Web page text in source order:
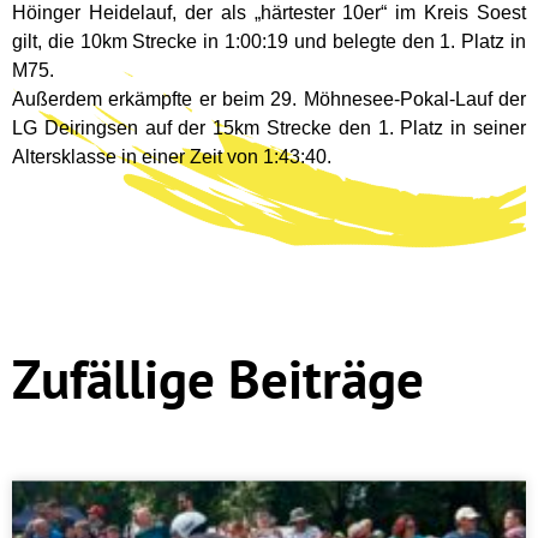
Höinger Heidelauf, der als „härtester 10er“ im Kreis Soest
gilt, die 10km Strecke in 1:00:19 und belegte den 1. Platz in
M75.
Außerdem erkämpfte er beim 29. Möhnesee-Pokal-Lauf der
LG Deiringsen auf der 15km Strecke den 1. Platz in seiner
Altersklasse in einer Zeit von 1:43:40.
Zufällige Beiträge